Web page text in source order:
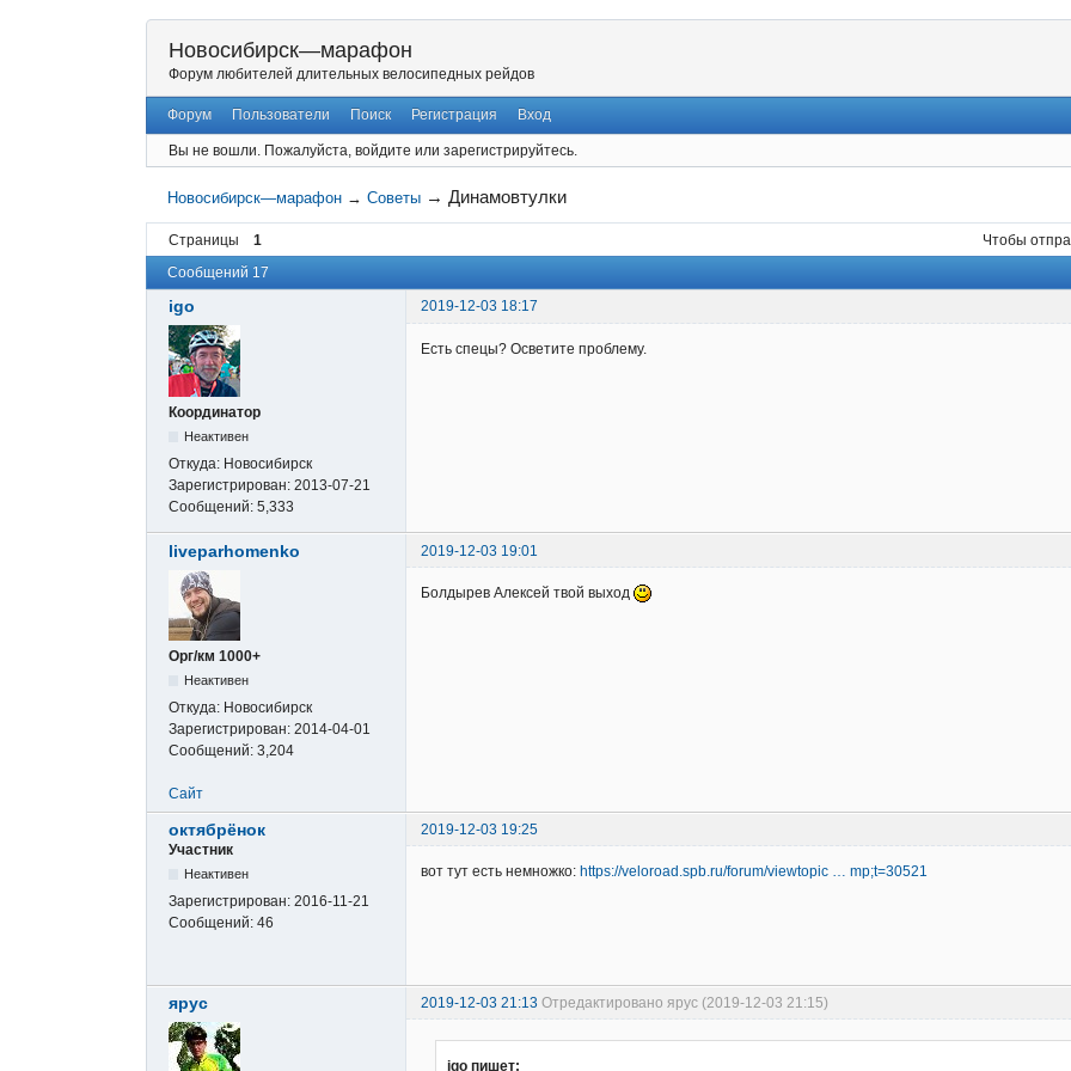
Новосибирск—марафон
Форум любителей длительных велосипедных рейдов
Форум Пользователи Поиск Регистрация Вход
Вы не вошли. Пожалуйста, войдите или зарегистрируйтесь.
Новосибирск—марафон →Советы →Динамовтулки
Страницы 1 Чтобы
Сообщений 17
igo 2019-12-03 18:17
Координатор
Неактивен
Откуда: Новосибирск
Зарегистрирован: 2013-07-21
Сообщений: 5,333
Есть спецы? Осветите проблему.
liveparhomenko 2019-12-03 19:01
Орг/км 1000+
Неактивен
Откуда: Новосибирск
Зарегистрирован: 2014-04-01
Сообщений: 3,204
Болдырев Алексей твой выход
Сайт
октябрёнок
2019-12-03 19:25
Участник
Неактивен
Зарегистрирован: 2016-11-21
Сообщений: 46
вот тут есть немножко: https://veloroad.spb.ru/forum/viewtopic … mp;t=30521
ярус 2019-12-03 21:13 Отредактировано ярус (2019-12-03 21:15)
igo пишет: